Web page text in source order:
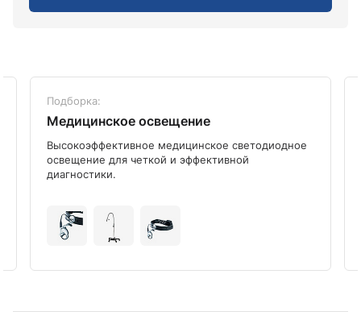
Подборка:
Медицинское освещение
Высокоэффективное медицинское светодиодное
освещение для четкой и эффективной
диагностики.